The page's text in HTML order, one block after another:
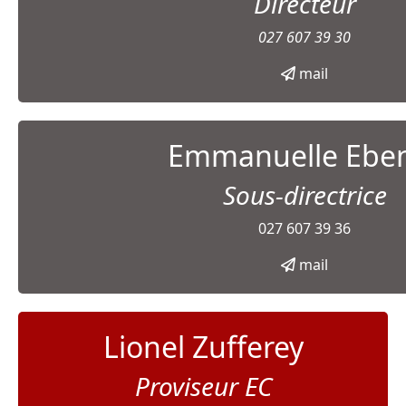
027 607 39 30
mail
Emmanuelle
Sous-directrice
027 607 39 36
mail
Lionel Zufferey
Proviseur EC